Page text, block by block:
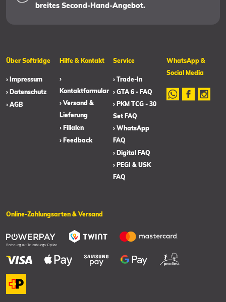
breites Second-Hand-Angebot.
Über Softridge
› Impressum
› Datenschutz
› AGB
Hilfe & Kontakt
›
Kontaktformular
› Versand &
Lieferung
› Filialen
› Feedback
Service
› Trade-In
› GTA 6 - FAQ
› PKM TCG - 30
Set FAQ
› WhatsApp
FAQ
› Digital FAQ
› PEGI & USK
FAQ
WhatsApp &
Social Media
Online-Zahlungsarten & Versand